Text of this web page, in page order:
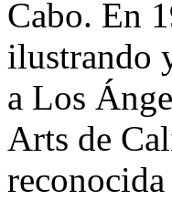
Cabo. En
ilustrando
a Los
Arts de